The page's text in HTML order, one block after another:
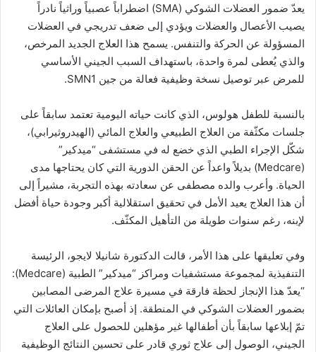
يعدّ ضمور العضلات الشوكي (SMA) اضطراباً عصبياً وراثياً نادراً
يصيب الأعصال والعضلات ويؤدي إلى ضعف تدريجي في العضلات
المسؤولة عن الحركة والتنفس. يسمح هذا العلاج الجديد المرخص،
والذي يُعطى لمرة واحدة، باستهداف السبب الجيني الأساسي
للمرض عبر توصيل نسخة وظيفية فعالة من جين SMN1.
بالنسبة للطفل هولوس، الذي كانت حياته اليومية تعتمد سابقاً على
جلسات مكثّفة من العلاج الطبيعي والعلاج المائي (الهيدروثيرابي)،
شكّل الإجراء الطبي الذي خضع له في مستشفى “ميدكير”
(Medcare) بديلاً واعداً عن الحقن الدورية التي كان يحتاجها مدى
الحياة. وأعرب والده مصطفى عن سعادته بهذه التجربة، مشيراً إلى
أن هذا العلاج يعيد الأمل في تحقيق استقلالية أكبر وجودة حياة أفضل
لإبنه، رغم سنوات طويلة من التأهيل المكثّف.
وفي تعليقها على هذا الأمر، قالت الدكتورة شانيلا لايجو، الرئيسة
التنفيذية لمجموعة مستشفيات ومراكز “ميدكير” الطبية (Medcare):
“يعدّ هذا الإنجاز لحظة فارقة في مسيرة علاج المرضى المصابين
بضمور العضلات الشوكي في المنطقة. إذ أصبح بإمكان العائلات التي
تمّ إبلاعها سابقاً بأن أطفالها غير مؤهلين للحصول على العلاج
الجيني، الوصول إلى علاج ثوري قادر على تحسين النتائج الوظيفية